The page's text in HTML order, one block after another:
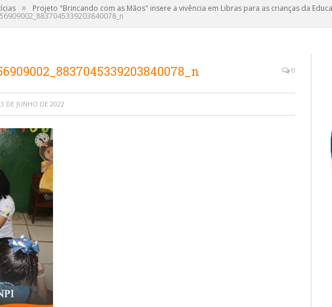
» Projeto "Brincando com as Mãos" insere a vivência em Libras para as crianças da
0
3 DE JUNHO DE 2022